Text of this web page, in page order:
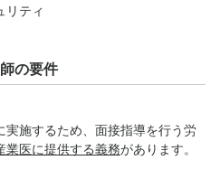
リティ
の要件
実施するため、面接指導を行う労
業医に提供する義務があります。